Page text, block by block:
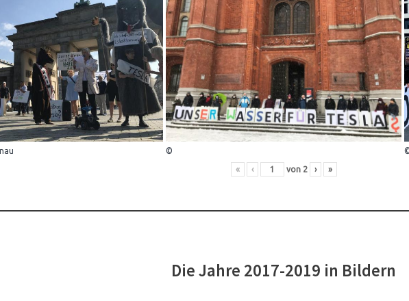
©
« ‹ von 2 › »
Die Jahre 2017-2019 in Bildern